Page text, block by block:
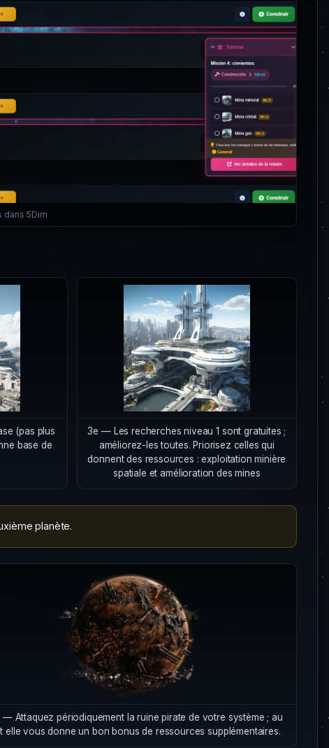
dans 5Dim
(pas plus
base de
3e — Les recherches niveau 1 sont gratuites ;
améliorez-les toutes. Priorisez celles qui
donnent des ressources : exploitation minière
spatiale et amélioration des mines
planète.
— Attaquez périodiquement la ruine pirate de votre système ; au
elle vous donne un bon bonus de ressources supplémentaires.